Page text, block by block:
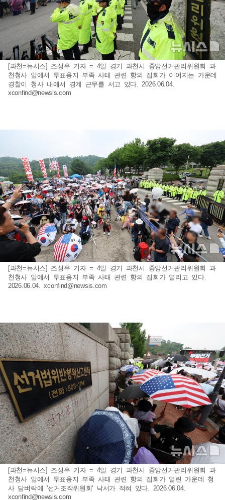
[과천=뉴시스] 조성우 기자 = 4일 경기 과천시 중앙선거관리위원회 과
천청사 앞에서 투표용지 부족 사태 관련 항의 집회가 이어지는 가운데
경찰이 청사 내에서 경계 근무를 서고 있다. 2026.06.04.
xconfind@newsis.com
[과천=뉴시스] 조성우 기자 = 4일 경기 과천시 중앙선거관리위원회 과
천청사 앞에서 투표용지 부족 사태 관련 항의 집회가 열리고 있다.
2026.06.04.xconfind@newsis.com
[과천=뉴시스] 조성우 기자 = 4일 경기 과천시 중앙선거관리위원회 과
천청사 앞에서 투표용지 부족 사태 관련 항의 집회가 열린 가운데 청
사 담벼락에 '선거조작위원회' 낙서가 적혀 있다. 2026.06.04.
xconfind@newsis.com